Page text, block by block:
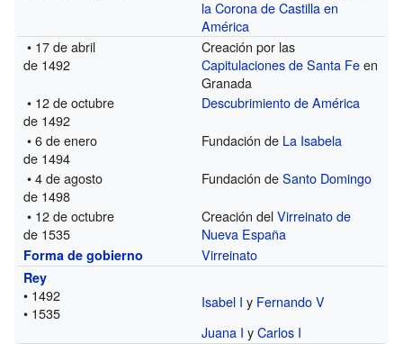
la Corona de Castilla en
América
• 17 de abril
de 1492
Creación por las
Capitulaciones de Santa Feen
Granada
• 12 de octubre
de 1492
Descubrimiento de América
• 6 de enero
de 1494
Fundación de La Isabela
• 4 de agosto
de 1498
Fundación deSanto Domingo
• 12 de octubre
de 1535
Creación delVirreinato de
Nueva España
Forma de gobierno Virreinato
Rey
• 1492
• 1535
Isabel I y Fernando V
Juana I yCarlos I